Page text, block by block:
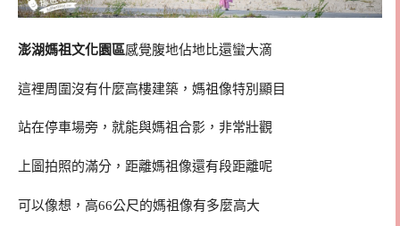
澎湖媽祖文化園區感覺腹地佔地比還蠻大滴
這裡周圍沒有什麼高樓建築，媽祖像特別顯目
站在停車場旁，就能與媽祖合影，非常壯觀
上圖拍照的滿分，距離媽祖像還有段距離呢
可以像想，高66公尺的媽祖像有多麼高大